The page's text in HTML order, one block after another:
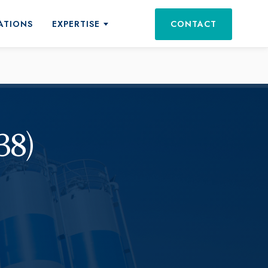
et services
EXPERTISE CONTACT